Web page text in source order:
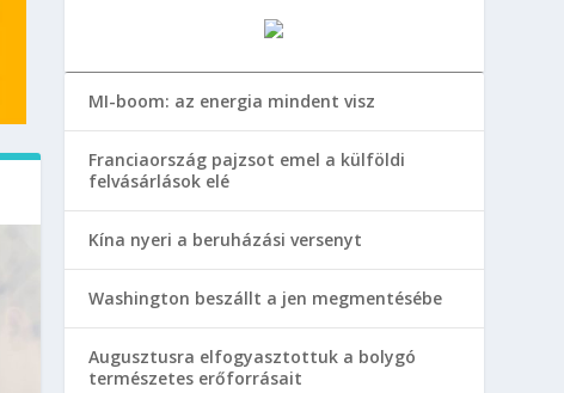
MI-boom: az energia mindent visz
Franciaország pajzsot emel a külföldi
felvásárlások elé
Kína nyeri a beruházási versenyt
Washington beszállt a jen megmentésébe
Augusztusra elfogyasztottuk a bolygó
természetes erőforrásait